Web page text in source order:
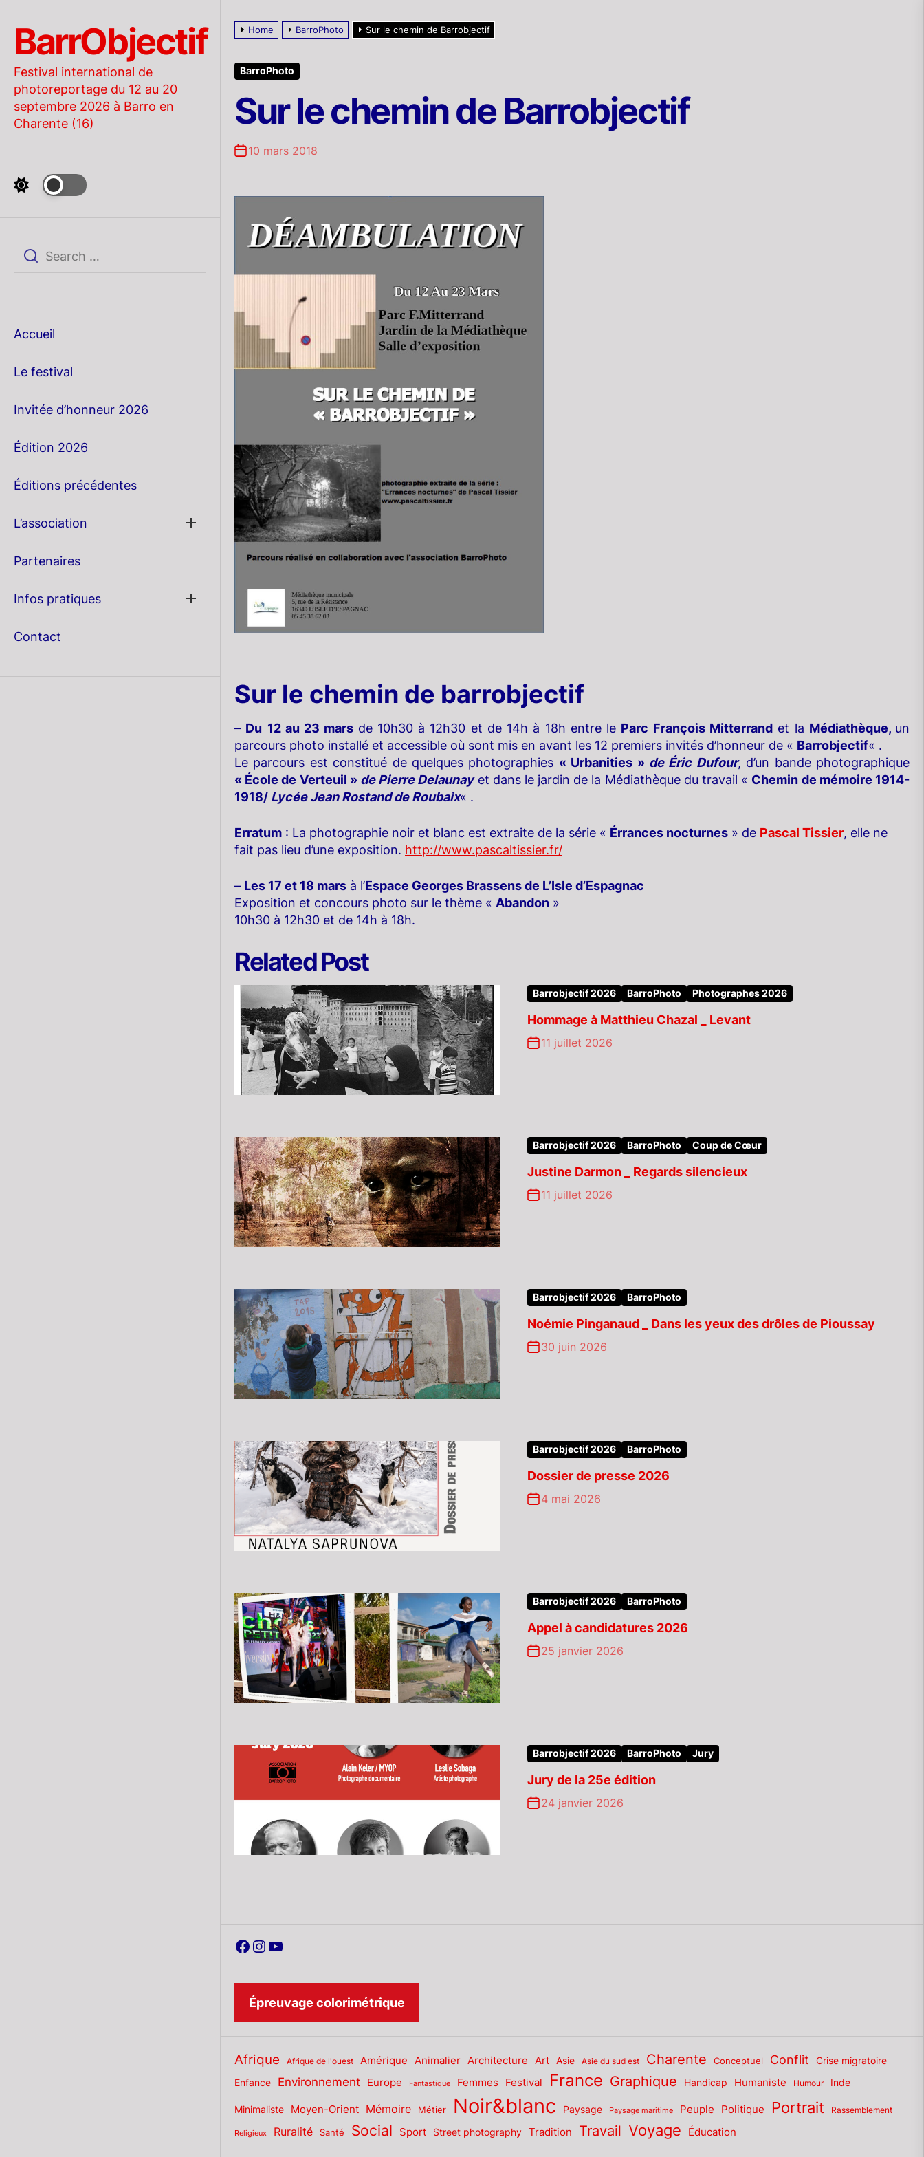
content
BarrObjectif
Festival international de
photoreportage du 12 au 20
septembre 2026 à Barro en
Charente (16)
Accueil
Le festival
Invitée d’honneur 2026
Édition 2026
Éditions précédentes
L’association
Show
Partenaires
Infos pratiques
Show
Contact
Home BarroPhoto Sur le chemin de Barrobjectif
BarroPhoto
Sur le chemin de Barrobjectif
10 mars 2018
Sur le chemin de barrobjectif
– Du 12 au 23 mars de 10h30 à 12h30 et de 14h à 18h entre le Parc François Mitterrandet la Médiathèque, un
parcours photo installé et accessible où sont mis en avant les 12 premiers invités d’honneur de « Barrobjectif« .
Le parcours est constitué de quelques photographies « Urbanities » de Éric Dufour, d’un bande photographique
« École de Verteuil » de Pierre Delaunayet dans le jardin de la Médiathèque du travail « Chemin de mémoire 1914-
1918/ Lycée Jean Rostand de Roubaix« .
Erratum : La photographie noir et blanc est extraite de la série « Érrances nocturnes » de Pascal Tissier, elle ne
fait pas lieu d’une exposition. http://www.pascaltissier.fr/
– Les 17 et 18 mars à l’Espace Georges Brassens de L’Isle d’Espagnac
Exposition et concours photo sur le thème « Abandon »
10h30 à 12h30 et de 14h à 18h.
Related Post
Barrobjectif 2026 BarroPhoto Photographes 2026
Hommage à Matthieu Chazal _ Levant
11 juillet 2026
Barrobjectif 2026 BarroPhoto Coup de Cœur
Justine Darmon _ Regards silencieux
11 juillet 2026
Barrobjectif 2026 BarroPhoto
Noémie Pinganaud _ Dans les yeux des drôles de Pioussay
30 juin 2026
Barrobjectif 2026 BarroPhoto
Dossier de presse 2026
4 mai 2026
Barrobjectif 2026 BarroPhoto
Appel à candidatures 2026
25 janvier 2026
Barrobjectif 2026 BarroPhoto Jury
Jury de la 25e édition
24 janvier 2026
Facebook
Instagram
YouTube
Épreuvage colorimétrique
Afrique Afrique de l'ouest Amérique Animalier Architecture Art Asie Asie du sud est Charente Conceptuel Conflit Crise migratoire
Enfance Environnement Europe Fantastique Femmes Festival France Graphique Handicap Humaniste Humour Inde
Minimaliste Moyen-Orient Mémoire Métier Noir&blanc Paysage Paysage maritime Peuple Politique Portrait Rassemblement
Religieux Ruralité Santé Social Sport Street photography Tradition Travail Voyage Éducation